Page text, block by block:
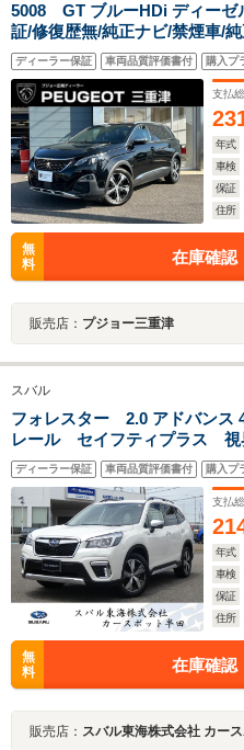
5008 GT ブルーHDi ディー
証/修復歴無/純正ナビ/禁煙車/
ル/ETC/コントロール/LEDヘッ
ブラインドスポットモニター/ル
ディーラー保証 車両品質評価書付 購入プ
支払
年式
車検
保証
住所
無
料
在庫確認
販売店： プジョー三重津
スバル
フォレスター 2.0 アドバン
レール セイフティプラス
ビ フルセグ Bluetoothオー
メラ サイドカメラ バックカ
ーミラー ETC2.0
ディーラー保証 車両品質評価書付 購入プ
支払
年式
車検
保証
住所
無
料
在庫確認
販売店： スバル東海株式会社 カー